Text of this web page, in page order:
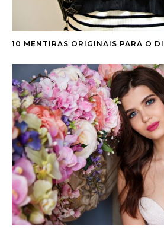
10 MENTIRAS ORIGINAIS PARA O